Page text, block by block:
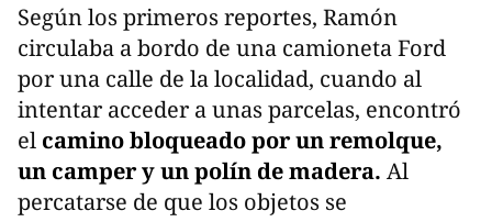
Según los primeros reportes, Ramón
circulaba a bordo de una camioneta Ford
por una calle de la localidad, cuando al
intentar acceder a unas parcelas, encontró
el camino bloqueado por un remolque,
un camper y un polín de madera. Al
percatarse de que los objetos se